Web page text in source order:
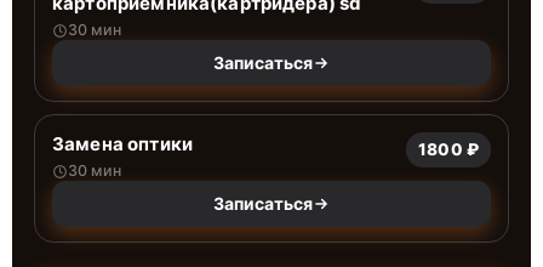
30 мин
Записаться
Замена оптики
30 мин
1800 ₽
Записаться